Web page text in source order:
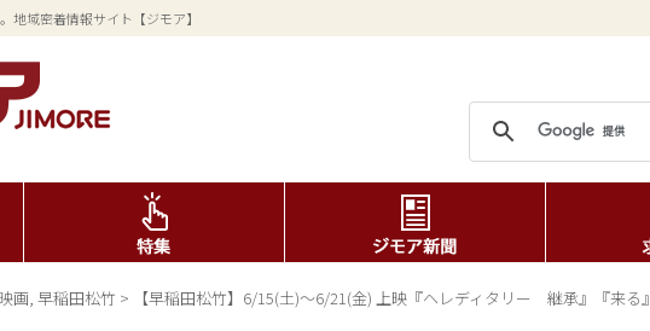
地域密着情報サイト【ジモア】
映画, 早稲田松竹 > 【早稲田松竹】6/15(土)～6/21(金) 上映『ヘレディタリー　継承』『来る』